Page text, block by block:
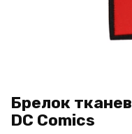
Брелок
DC Comics